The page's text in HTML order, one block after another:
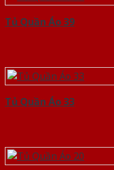
Tủ Quần Áo 39
Tủ Quần Áo 33